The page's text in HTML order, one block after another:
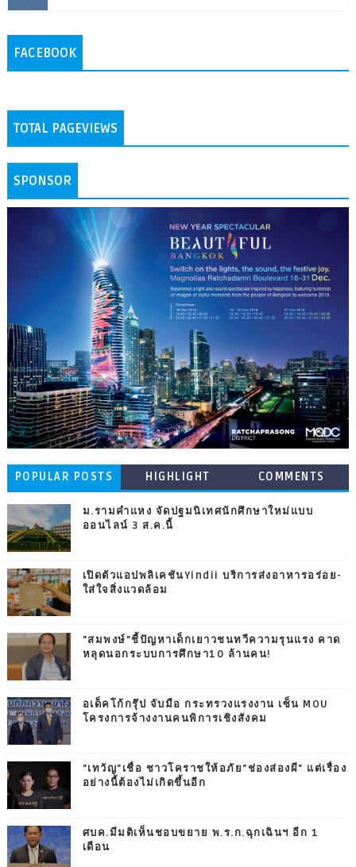
FACEBOOK
TOTAL PAGEVIEWS
SPONSOR
POPULAR POSTS HIGHLIGHT COMMENTS
ม.รามคำแหง จัดปฐมนิเทศนักศึกษาใหม่แบบ
ออนไลน์ 3 ส.ค.นี้
เปิดตัวแอปพลิเคชันYindii บริการส่งอาหารอร่อย-
ใส่ใจสิ่งแวดล้อม
"สมพงษ์"ชี้ปัญหาเด็กเยาวชนทวีความรุนแรง คาด
หลุดนอกระบบการศึกษา10 ล้านคน!
อเด็คโก้กรุ๊ป จับมือ กระทรวงแรงงาน เซ็น MOU
โครงการจ้างงานคนพิการเชิงสังคม
"เทวัญ"เชื่อ ชาวโคราชให้อภัย"ช่องส่องผี" แต่เรื่อง
อย่างนี้ต้องไม่เกิดขึ้นอีก
ศบค.มีมติเห็นชอบขยาย พ.ร.ก.ฉุกเฉินฯ อีก 1
เดือน